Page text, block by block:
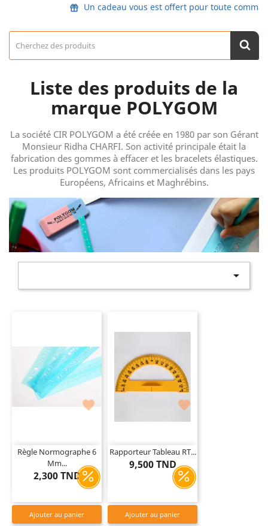
Un cadeau vous est offert pour toute
Liste des produits de la
marque POLYGOM
La société CIR POLYGOM a été créée en 1980 par son Gérant
Monsieur Ridha CHARFI. Son activité principale était la
fabrication des gommes à effacer et les bracelets élastiques.
Les produits POLYGOM sont commercialisés dans les pays
Européens, Africains et Maghrébins.


Règle Normographe 6
Mm...
2,300 TND
Ajouter au panier

Rapporteur Tableau RT...
9,500 TND
Ajouter au panier